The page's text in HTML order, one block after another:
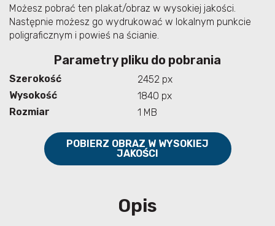
Możesz pobrać ten plakat/obraz w wysokiej jakości.
Następnie możesz go wydrukować w lokalnym punkcie
poligraficznym i powieś na ścianie.
Parametry pliku do pobrania
Szerokość
2452 px
Wysokość
1840 px
Rozmiar
1 MB
POBIERZ OBRAZ W WYSOKIEJ
JAKOŚCI
Opis